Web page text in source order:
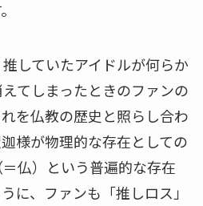
していたアイドルが何らか
てしまったときのファンの
を仏教の歴史と照らし合わ
様が物理的な存在としての
仏）という普遍的な存在
に、ファンも「推しロス」